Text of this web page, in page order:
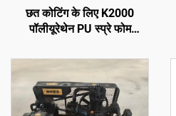
छत कोटिंग के लिए K2000
पॉलीयूरेथेन PU स्प्रे फोम